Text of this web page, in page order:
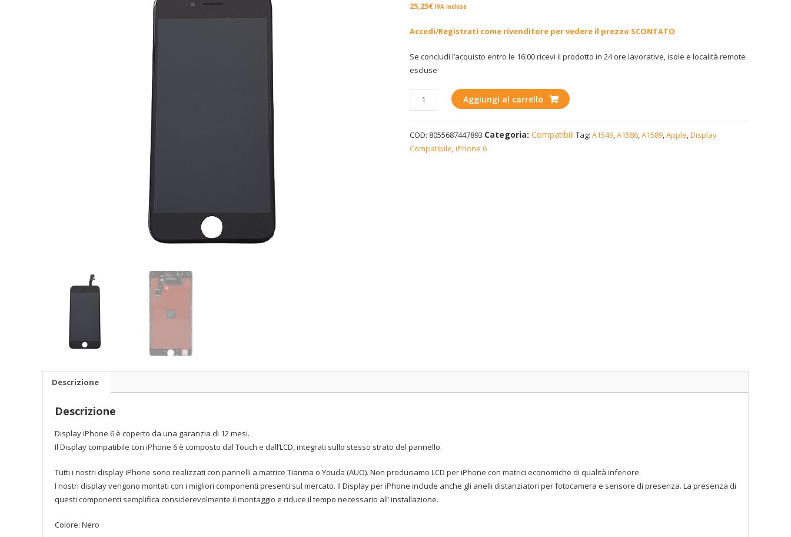
25,25€ IVA inclusa
Accedi/Registrati come rivenditore per vedere il prezzo SCONTATO
Se concludi l’acquisto entro le 16:00 ricevi il prodotto in 24 ore lavorative, isole e località remote
escluse
Display
LCD
iPhone
6
-
Aggiungi al carrello
COD: 8055687447893 Categoria: Compatibili Tag: A1549,A1586,A1589,Apple,Display
Compatibile,iPhone 6
Descrizione
Descrizione
Display iPhone 6 è coperto da una garanzia di 12 mesi.
Il Display compatibile con iPhone 6 è composto dal Touch e dall’LCD, integrati sullo stesso strato del pannello.
Tutti i nostri display iPhone sono realizzati con pannelli a matrice Tianma o Youda (AUO). Non produciamo LCD per iPhone con matrici economiche di qualità inferiore.
I nostri display vengono montati con i migliori componenti presenti sul mercato. Il Display per iPhone include anche gli anelli distanziatori per fotocamera e sensore di presenza. La presenza di
questi componenti semplifica considerevolmente il montaggio e riduce il tempo necessario all’ installazione.
Colore: Nero